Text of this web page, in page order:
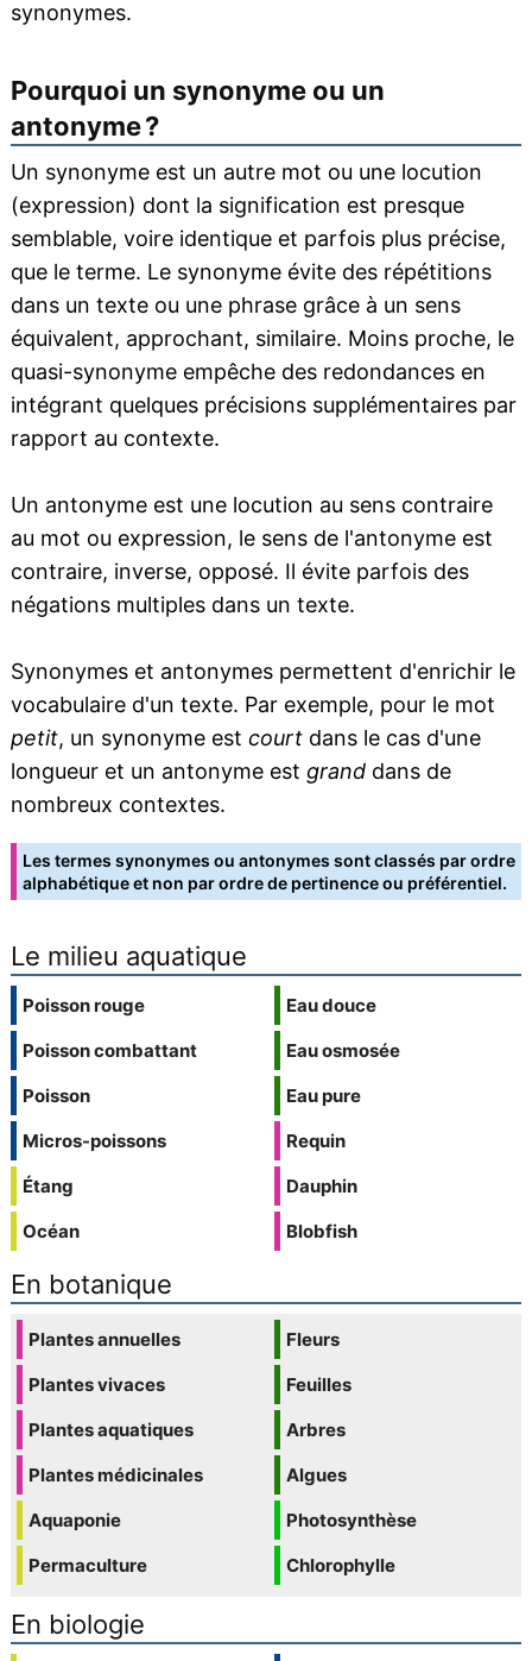
synonymes.
Pourquoi un synonyme ou un
antonyme ?
Un synonyme est un autre mot ou une locution
(expression) dont la signification est presque
semblable, voire identique et parfois plus précise,
que le terme. Le synonyme évite des répétitions
dans un texte ou une phrase grâce à un sens
équivalent, approchant, similaire. Moins proche, le
quasi-synonyme empêche des redondances en
intégrant quelques précisions supplémentaires par
rapport au contexte.
Un antonyme est une locution au sens contraire
au mot ou expression, le sens de l'antonyme est
contraire, inverse, opposé. Il évite parfois des
négations multiples dans un texte.
Synonymes et antonymes permettent d'enrichir le
vocabulaire d'un texte. Par exemple, pour le mot
petit, un synonyme est courtdans le cas d'une
longueur et un antonyme est granddans de
nombreux contextes.
Les termes synonymes ou antonymes sont classés par ordre
alphabétique et non par ordre de pertinence ou préférentiel.
Le milieu aquatique
Poisson rouge
Poisson combattant
Poisson
Micros-poissons
Étang
Océan
Eau douce
Eau osmosée
Eau pure
Requin
Dauphin
Blobfish
En botanique
Plantes annuelles
Plantes vivaces
Plantes aquatiques
Plantes médicinales
Aquaponie
Permaculture
Fleurs
Feuilles
Arbres
Algues
Photosynthèse
Chlorophylle
En biologie